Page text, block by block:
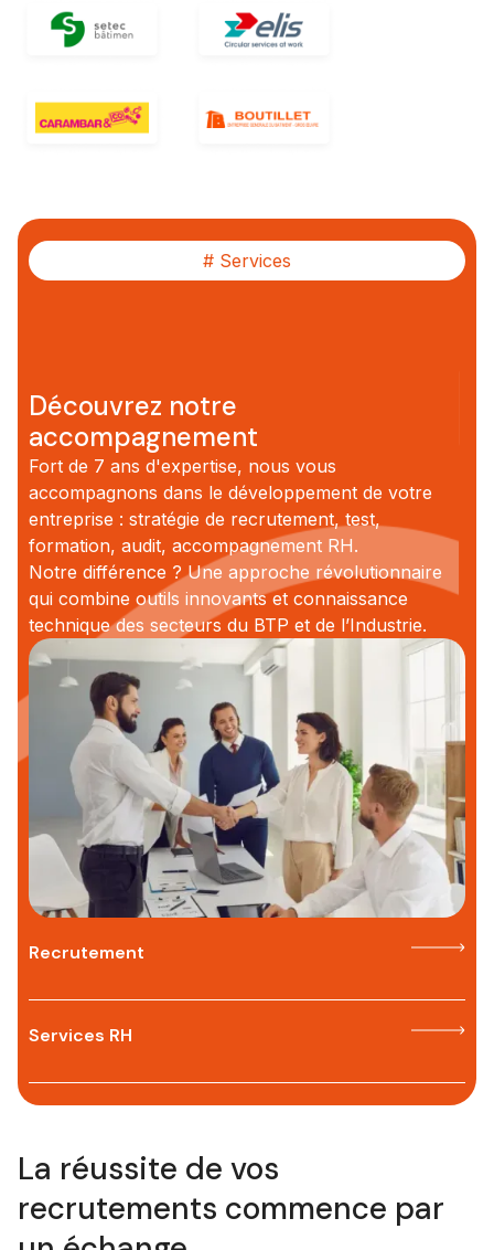
# Services
Découvrez notre
accompagnement
Fort de 7 ans d'expertise, nous vous
accompagnons dans le développement de votre
entreprise : stratégie de recrutement, test,
formation, audit, accompagnement RH.
Notre différence ? Une approche révolutionnaire
qui combine outils innovants et connaissance
technique des secteurs du BTP et de l’Industrie.
Recrutement
Services RH
La réussite de vos
recrutements commence par